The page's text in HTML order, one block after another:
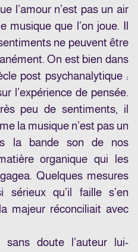
l’amour n’est pas un air
musique que l’on joue. Il
ne peuvent être
On est bien dans
post psychanalytique :
l’expérience de pensée.
peu de sentiments, il
la musique n’est pas un
la bande son de nos
organique qui les
Quelques mesures
sérieux qu’il faille s’en
majeur réconciliait avec
doute l’auteur lui-